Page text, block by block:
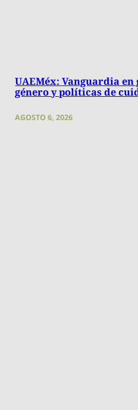
UAEMéx: Vanguardia
género y políticas de
AGOSTO 6, 2026